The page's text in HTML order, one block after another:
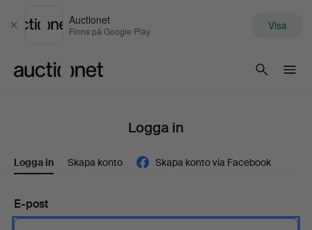
Stäng
Auctionet
Finns på Google Play Visa
Logga in
Logga in Skapa konto Skapa konto via Facebook
E-post